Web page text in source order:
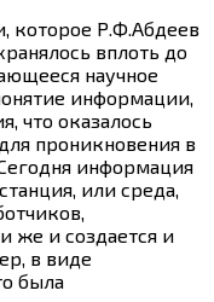
которое Р.Ф.Абдеев
вплоть до
научное
информации,
что оказалось
проникновения в
информация
или среда,
же и создается и
в виде
была